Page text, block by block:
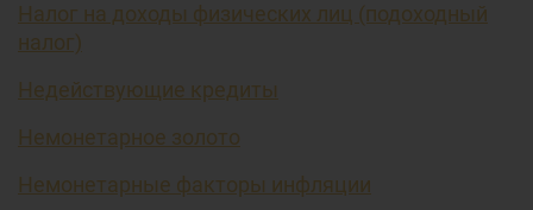
Налог на доходы физических лиц (подоходный
налог)
Недействующие кредиты
Немонетарное золото
Немонетарные факторы инфляции